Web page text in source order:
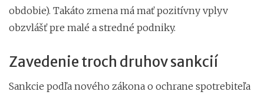
obdobie). Takáto zmena má mať pozitívny vplyv
obzvlášť pre malé a stredné podniky.
Zavedenie troch druhov sankcií
Sankcie podľa nového zákona o ochrane spotrebiteľa